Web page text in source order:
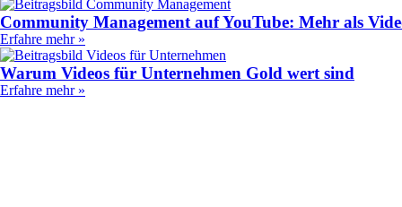
Community Management auf YouTube: Mehr als
Erfahre mehr »
Warum Videos für Unternehmen Gold wert sind
Erfahre mehr »